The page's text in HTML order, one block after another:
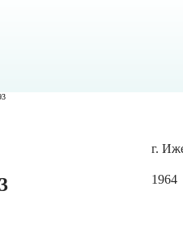
г.
1964